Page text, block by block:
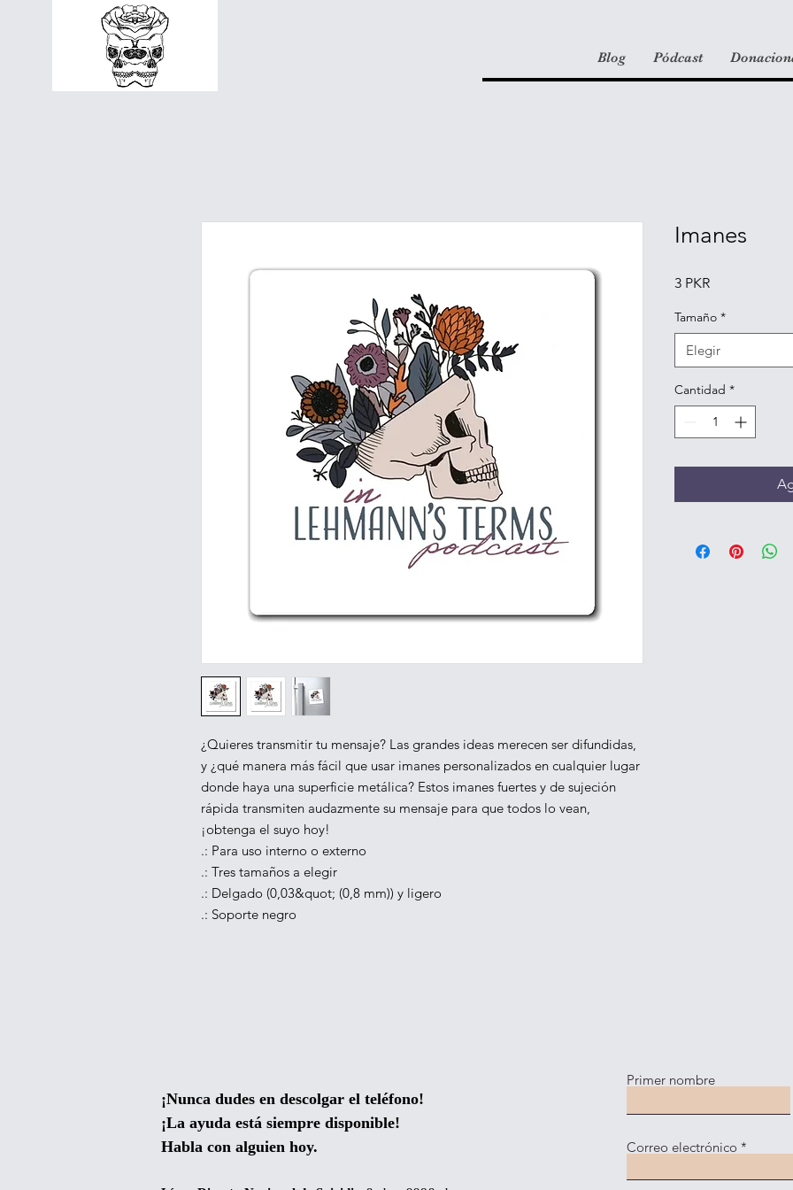
Blog Pódcast
¿Quieres transmitir tu mensaje? Las grandes ideas merecen ser difundidas,
y ¿qué manera más fácil que usar imanes personalizados en cualquier lugar
donde haya una superficie metálica? Estos imanes fuertes y de sujeción
rápida transmiten audazmente su mensaje para que todos lo vean,
¡obtenga el suyo hoy!
.: Para uso interno o externo
.: Tres tamaños a elegir
.: Delgado (0,03&quot; (0,8 mm)) y ligero
.: Soporte negro
Imanes
3 PKRPrecio
Tamaño *
Elegir
Cantidad *
¡Nunca dudes en descolgar el teléfono!
¡La ayuda está siempre disponible!
Habla con alguien hoy.
Primer nombre
Correo electrónico